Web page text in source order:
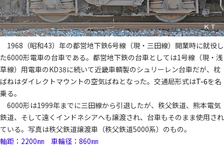
1968（昭和43）年の都営地下鉄6号線（現・三田線）開業時に就役し
た6000形電車の台車である。都営地下鉄の台車としては1号線（現・浅
草線）用電車のKD38に続いて近畿車輌製のシュリーレン台車だが、枕
ばねはダイレクトマウントの空気ばねとなった。交通局形式はT-6を名
乗る。
6000形は1999年までに三田線から引退したが、秩父鉄道、熊本電気
鉄道、そして遠くインドネシアへも譲渡され、台車もそのまま使用され
ている。写真は秩父鉄道譲渡車（秩父鉄道5000系）のもの。
軸距：2200㎜ 車輪径：860㎜